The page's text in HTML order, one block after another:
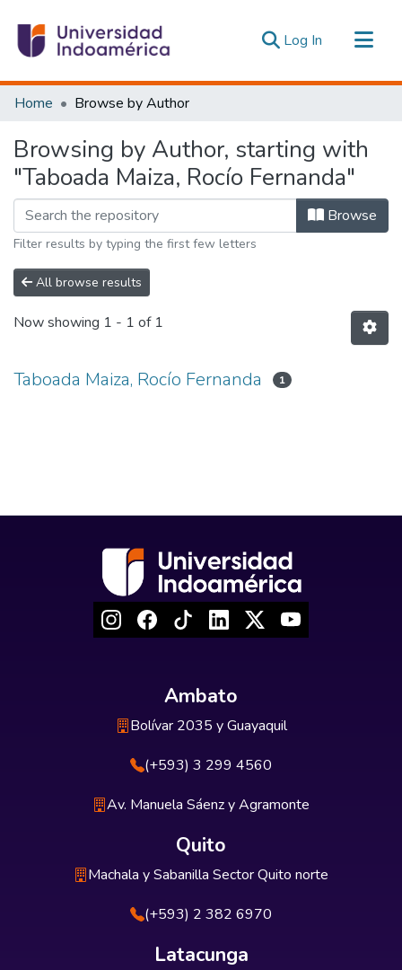
Log In (current)
Communities & Collections
Estadísticas Externas
Home Browse by Author
Browsing by Author, starting with
"Taboada Maiza, Rocío Fernanda"
Browse
Filter results by typing the first few letters
All browse results
Now showing 1 - 1 of 1
Taboada Maiza, Rocío Fernanda 1
Ambato
Bolívar 2035 y Guayaquil
(+593) 3 299 4560
Av. Manuela Sáenz y Agramonte
Quito
Machala y Sabanilla Sector Quito norte
(+593) 2 382 6970
Latacunga